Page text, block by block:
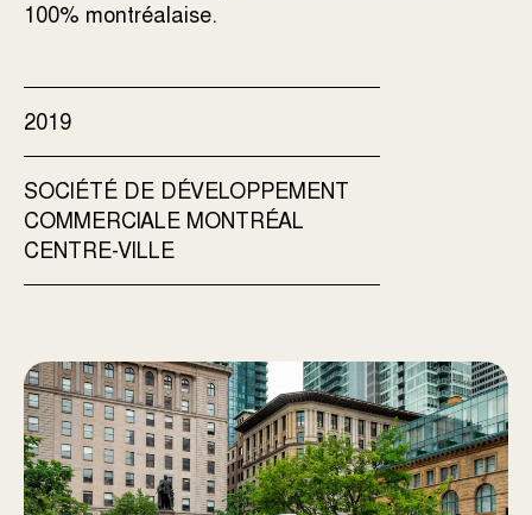
2019
SOCIÉTÉ DE DÉVELOPPEMENT
COMMERCIALE MONTRÉAL
CENTRE-VILLE
100% montréalaise.